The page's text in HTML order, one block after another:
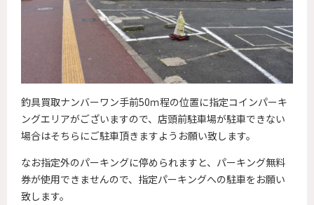
釣具買取ナンバーワン手前50ｍ程の位置に指定コインパーキ
ングエリアがございますので、店頭前駐車場が駐車できない
場合はそちらにご駐車頂きますようお願い致します。
なお指定外のパーキングに停められますと、パーキング無料
券が使用できませんので、指定パーキングへの駐車をお願い
致します。